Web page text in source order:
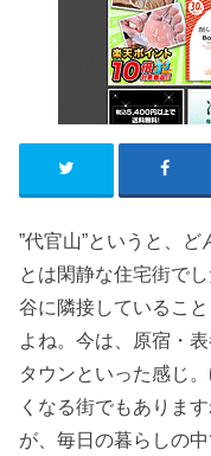
”代官山”というと、
とは閑静な住宅街で
谷に隣接しているこ
よね。今は、原宿・
タウンといった感じ
くなる街でもありま
が、毎日の暮らしの